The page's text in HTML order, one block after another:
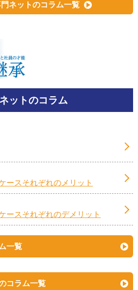
ネットのコラム一覧
ットのコラム
ースそれぞれのメリット
ースそれぞれのデメリット
一覧
コラム一覧